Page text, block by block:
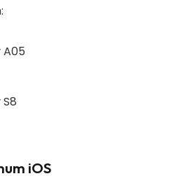
A05
iOS